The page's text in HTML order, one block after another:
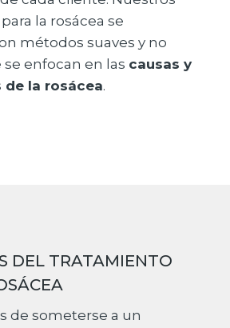
la rosácea se
métodos suaves y no
enfocan en las causas y
la rosácea.
DEL TRATAMIENTO
de someterse a un